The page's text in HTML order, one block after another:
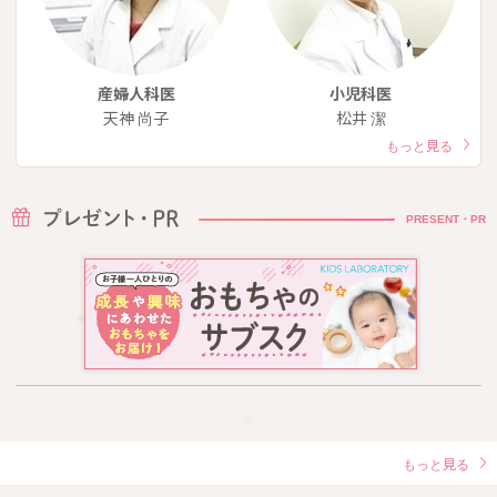
産婦人科医
天神 尚子
小児科医
松井 潔
もっと見る
PRESENT・PR
もっと見る